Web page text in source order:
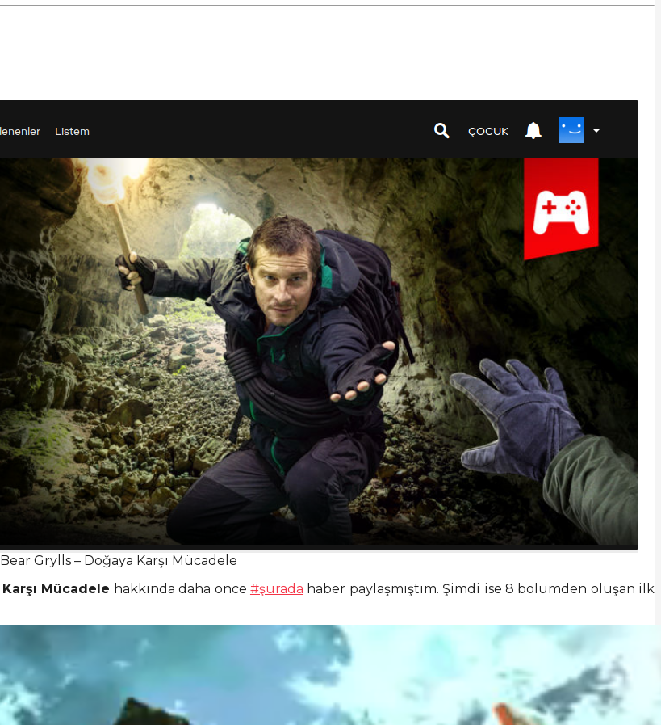
Bear Grylls – Doğaya Karşı Mücadele
Karşı Mücadele hakkında daha önce #şurada haber paylaşmıştım. Şimdi ise 8 bölümden oluşan ilk